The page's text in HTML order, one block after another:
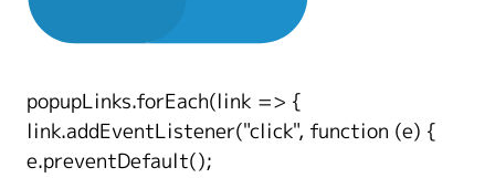
popupLinks.forEach(link => {
link.addEventListener("click", function (e) {
e.preventDefault();